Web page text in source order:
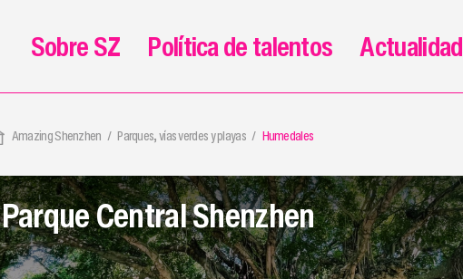
Amazing Shenzhen Parques, vías verdes y playas Humedales
Parque Central Shenzhen
Sobre SZ Política de talentos Actualidad